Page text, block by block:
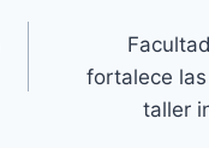
fortalece
taller